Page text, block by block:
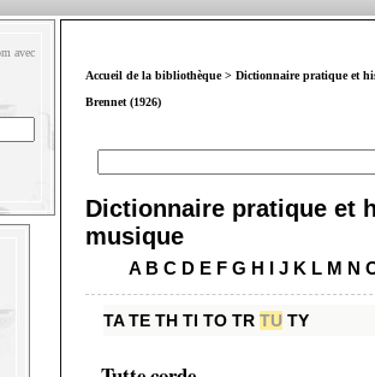
avec
Accueil de la bibliothèque> Dictionnaire pratique et
Brennet (1926)
Dictionnaire pratique et
musique
A B C D E F G H I J K L M N
TA TE TH TI TO TR TU TY